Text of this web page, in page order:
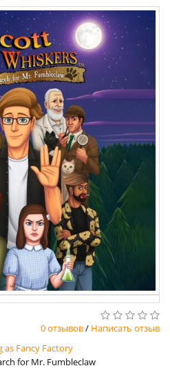
0 отзывов/ Написать отзыв
as Fancy Factory
for Mr. Fumbleclaw